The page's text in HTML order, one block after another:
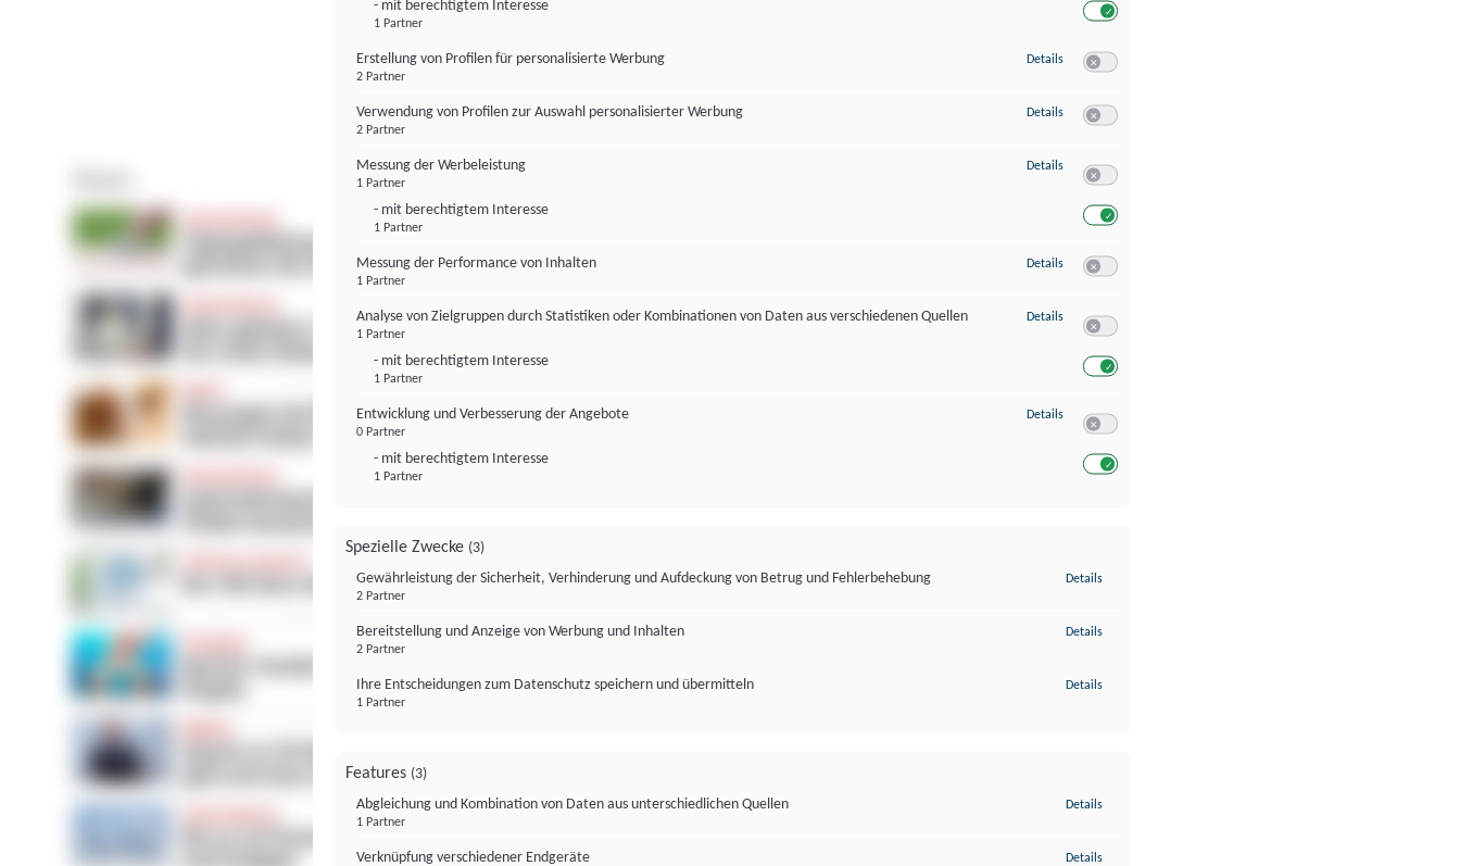
- mit berechtigtem Interesse
1 Partner
Erstellung von Profilen für personalisierte Werbung
2 Partner
Details zu Erstellung von Profilen für personalisierte Werbung
Verwendung von Profilen zur Auswahl personalisierter Werbung
2 Partner
Details zu Verwendung von Profilen zur Auswahl personalisierter Werbung
Messung der Werbeleistung
1 Partner
- mit berechtigtem Interesse
1 Partner
Details zu Messung der Werbeleistung
Messung der Performance von Inhalten
1 Partner
Details zu Messung der Performance von Inhalten
Analyse von Zielgruppen durch Statistiken oder Kombinationen von Daten aus verschiedenen Quellen
1 Partner
- mit berechtigtem Interesse
1 Partner
Details zu Analyse von Zielgruppen durch Statistiken oder Kombinationen von
Entwicklung und Verbesserung der Angebote
0 Partner
- mit berechtigtem Interesse
1 Partner
Details zu Entwicklung und Verbesserung der Angebote
Spezielle Zwecke (3)
Gewährleistung der Sicherheit, Verhinderung und Aufdeckung von Betrug und Fehlerbehebung
2 Partner
Details
Bereitstellung und Anzeige von Werbung und Inhalten
2 Partner
Details
Ihre Entscheidungen zum Datenschutz speichern und übermitteln
1 Partner
Details
Features (3)
Abgleichung und Kombination von Daten aus unterschiedlichen Quellen
1 Partner
Details
Verknüpfung verschiedener Endgeräte Details